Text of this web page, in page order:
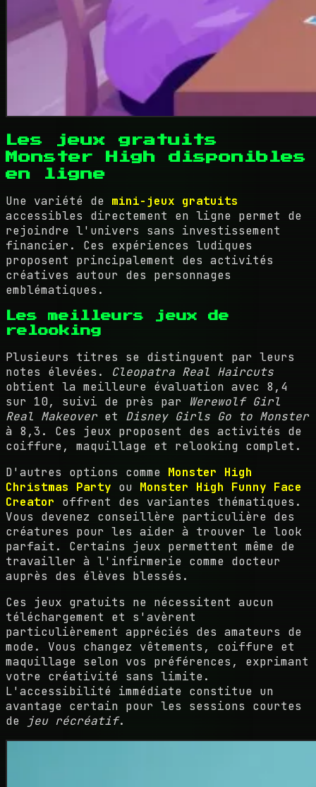
Les jeux gratuits
Monster High disponibles
en ligne
Une variété de mini-jeux gratuits
accessibles directement en ligne permet de
rejoindre l'univers sans investissement
financier. Ces expériences ludiques
proposent principalement des activités
créatives autour des personnages
emblématiques.
Les meilleurs jeux de
relooking
Plusieurs titres se distinguent par leurs
notes élevées. Cleopatra Real Haircuts
obtient la meilleure évaluation avec 8,4
sur 10, suivi de près par Werewolf Girl
Real Makeover et Disney Girls Go to Monster
à 8,3. Ces jeux proposent des activités de
coiffure, maquillage et relooking complet.
D'autres options comme Monster High
Christmas Party ou Monster High Funny Face
Creator offrent des variantes thématiques.
Vous devenez conseillère particulière des
créatures pour les aider à trouver le look
parfait. Certains jeux permettent même de
travailler à l'infirmerie comme docteur
auprès des élèves blessés.
Ces jeux gratuits ne nécessitent aucun
téléchargement et s'avèrent
particulièrement appréciés des amateurs de
mode. Vous changez vêtements, coiffure et
maquillage selon vos préférences, exprimant
votre créativité sans limite.
L'accessibilité immédiate constitue un
avantage certain pour les sessions courtes
de
jeu récréatif.